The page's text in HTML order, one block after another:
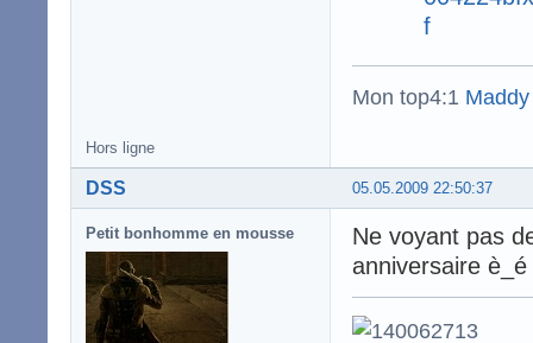
Mon top4:1
Hors ligne
05.05.2009 22:50:37
DSS
Petit bonhomme en mousse
Ne voyant pas
anniversaire è_é